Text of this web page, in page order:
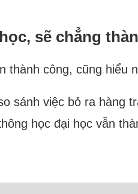
sẽ chẳng
thành công, cũng
sánh việc bỏ ra
học đại học vẫn